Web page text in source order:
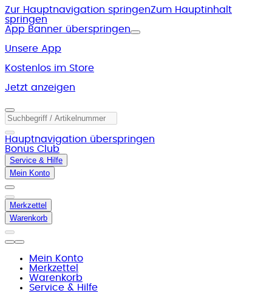
Zur Hauptnavigation springenZum Hauptinhalt
springen
App Banner überspringen
Unsere App
Kostenlos im Store
Jetzt anzeigen
Hauptnavigation überspringen
Bonus Club
Service & Hilfe
Mein Konto
Merkzettel
Warenkorb
Mein Konto
Merkzettel
Warenkorb
Service & Hilfe